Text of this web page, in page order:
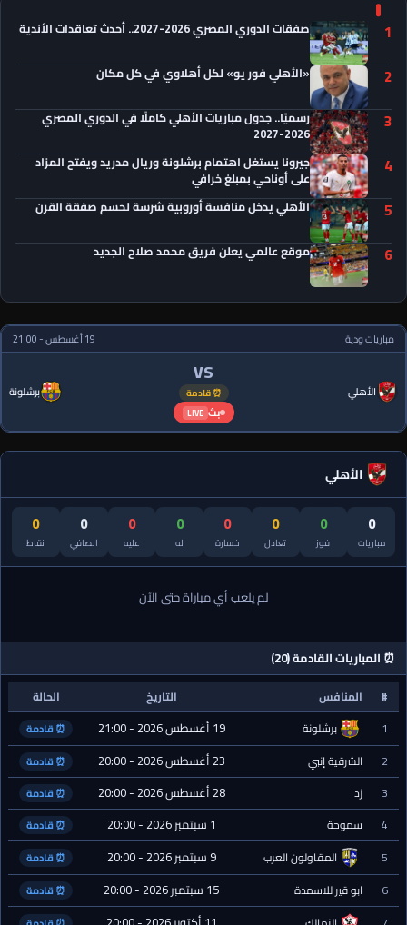
1 صفقات الدوري المصري 2026-2027.. أحدث تعاقدات الأندية
2 «الأهلي فور يو» لكل أهلاوي في كل مكان
3 رسميًا.. جدول مباريات الأهلي كاملًا في الدوري المصري
2026-2027
4 جيرونا يستغل اهتمام برشلونة وريال مدريد ويفتح المزاد
على أوناحي بمبلغ خرافي
5 الأهلي يدخل منافسة أوروبية شرسة لحسم صفقة القرن
6 موقع عالمي يعلن فريق محمد صلاح الجديد
مباريات ودية 19 أغسطس - 21:00
الأهلي
VS
⏰ قادمة
بث LIVE
برشلونة
الأهلي
0
مباريات
0
فوز
0
تعادل
0
خسارة
0
له
0
عليه
0
الصافي
0
نقاط
لم يلعب أي مباراة حتى الآن
⏰ المباريات القادمة (20)
# المنافس التاريخ
الحالة
1
برشلونة 19 أغسطس 2026 - 21:00 ⏰ قادمة
2 الشرقية إنبي 23 أغسطس 2026 - 20:00 ⏰ قادمة
3 زد 28 أغسطس 2026 - 20:00 ⏰ قادمة
4 سموحة 1 سبتمبر 2026 - 20:00 ⏰ قادمة
5 المقاولون العرب 9 سبتمبر 2026 - 20:00 ⏰ قادمة
6 ابو قير للاسمدة 15 سبتمبر 2026 - 20:00 ⏰ قادمة